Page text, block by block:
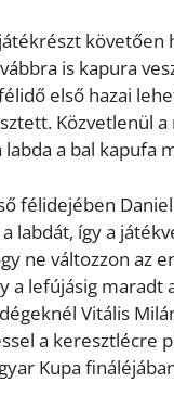
is kapura
első hazai
Közvetlenül
a bal kapufa
félidejében
labdát, így a
ne változzon az
a lefújásig maradt
Vitális
a keresztlécre
Kupa